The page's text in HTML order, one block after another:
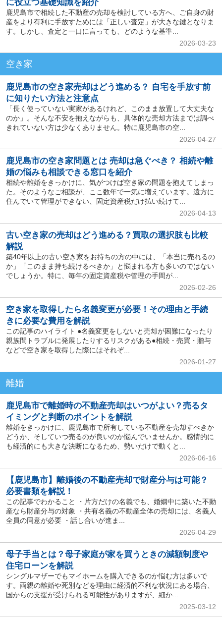
に役立つ基礎知識を紹介
鹿児島市で相続した不動産の売却を検討している方へ、ご自身の財
産をより有利に手放すためには「正しい査定」が大きな鍵となりま
す。しかし、査定と一口に言っても、どのような基準...
2026-03-23
空き家
鹿児島市の空き家売却はどう進める？ 自宅を手放す前
に知りたい方法と注意点
「長く使っていない実家があるけれど、このまま放置して大丈夫な
のか」。そんな不安を抱えながらも、具体的な売却方法までは調べ
きれていない方は少なくありません。特に鹿児島市の空...
2026-04-27
鹿児島市の空き家問題とは 売却は急ぐべき？ 相続や離
婚の悩みも相談できる窓口を紹介
相続や離婚をきっかけに、気がつけば空き家の問題を抱えてしまっ
た。そのようなご相談が、ここ数年で一気に増えています。遠方に
住んでいて管理ができない、固定資産税だけ払い続けて...
2026-04-13
古い空き家の売却はどう進める？買取の選択肢も比較
解説
築40年以上の古い空き家をお持ちの方の中には、「本当に売れるの
か」「このまま持ち続けるべきか」と悩まれる方も多いのではない
でしょうか。特に、毎年の固定資産税や管理の手間が...
2026-02-26
空き家を取得したら名義変更が必要！その理由と手続
きに必要な費用を解説
この記事のハイライト ●名義変更をしないと売却が困難になったり
親族間トラブルに発展したりするリスクがある●相続・売買・贈与
などで空き家を取得した際にはそれぞ...
2026-01-27
離婚
鹿児島市で離婚時の不動産売却はいつがよい？売るタ
イミングと判断のポイントを解説
離婚をきっかけに、鹿児島市で所有している不動産を売却すべきか
どうか、そしていつ売るのが良いのか悩んでいませんか。感情的に
も経済的にも大きな決断になるため、勢いだけで動くと...
2026-06-16
【鹿児島市】離婚後の不動産売却で財産分与は可能？
必要書類を解説！
この記事でわかること ・片方だけの名義でも、婚姻中に築いた不動
産なら財産分与の対象 ・共有名義の不動産全体の売却には、名義人
全員の同意が必要 ・話し合いが進ま...
2026-04-29
母子手当とは？母子家庭が家を買うときの減額制度や
住宅ローンを解説
シングルマザーでもマイホームを購入できるのか悩む方は多いで
す。両親の離婚や死別などを理由に経済的不利な状況にある場合、
国からの支援が受けられる可能性がありますが、細か...
2025-03-12